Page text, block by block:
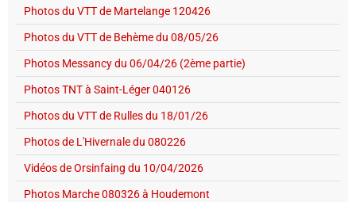
Photos du VTT de Martelange 120426
Photos du VTT de Behème du 08/05/26
Photos Messancy du 06/04/26 (2ème partie)
Photos TNT à Saint-Léger 040126
Photos du VTT de Rulles du 18/01/26
Photos de L'Hivernale du 080226
Vidéos de Orsinfaing du 10/04/2026
Photos Marche 080326 à Houdemont